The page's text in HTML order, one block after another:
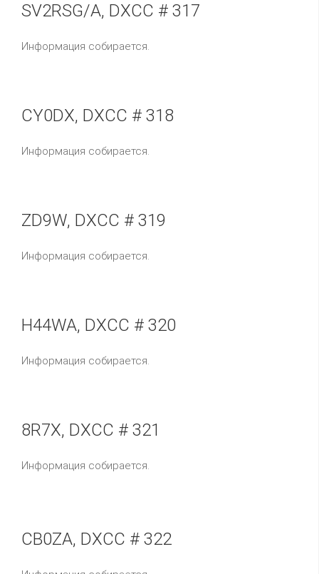
SV2RSG/A, DXCC # 317
Информация собирается.
CY0DX, DXCC # 318
Информация собирается.
ZD9W, DXCC # 319
Информация собирается.
H44WA, DXCC # 320
Информация собирается.
8R7X, DXCC # 321
Информация собирается.
CB0ZA, DXCC # 322